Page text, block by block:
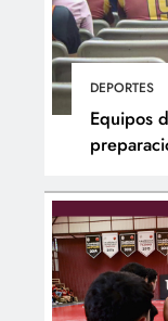
DEPORTES
Equipos